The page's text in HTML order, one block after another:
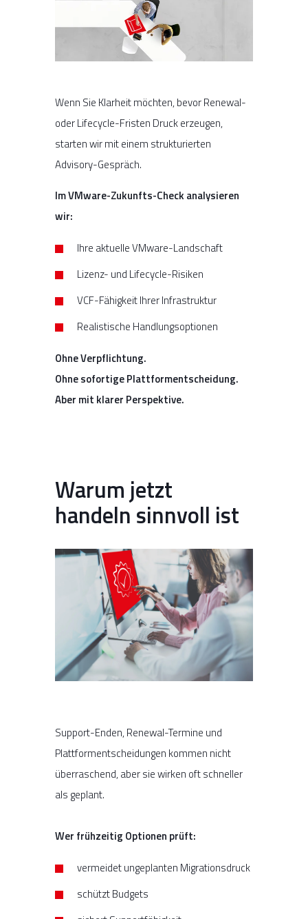
Wenn Sie Klarheit möchten, bevor Renewal-
oder Lifecycle-Fristen Druck erzeugen,
starten wir mit einem strukturierten
Advisory-Gespräch.
Im VMware-Zukunfts-Check analysieren
wir:
Ihre aktuelle VMware-Landschaft
Lizenz- und Lifecycle-Risiken
VCF-Fähigkeit Ihrer Infrastruktur
Realistische Handlungsoptionen
Ohne Verpflichtung.
Ohne sofortige Plattformentscheidung.
Aber mit klarer Perspektive.
Warum jetzt
handeln sinnvoll ist
Support-Enden, Renewal-Termine und
Plattformentscheidungen kommen nicht
überraschend, aber sie wirken oft schneller
als geplant.
Wer frühzeitig Optionen prüft:
vermeidet ungeplanten Migrationsdruck
schützt Budgets